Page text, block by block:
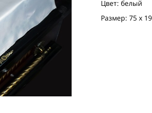
Цвет: белый
Размер: 75 х